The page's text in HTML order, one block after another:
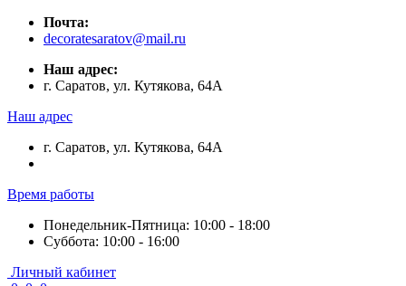
Почта:
decoratesaratov@mail.ru
Наш адрес:
г. Саратов, ул. Кутякова, 64А
Наш адрес
г. Саратов, ул. Кутякова, 64А
Время работы
Понедельник-Пятница: 10:00 - 18:00
Суббота: 10:00 - 16:00
Личный кабинет